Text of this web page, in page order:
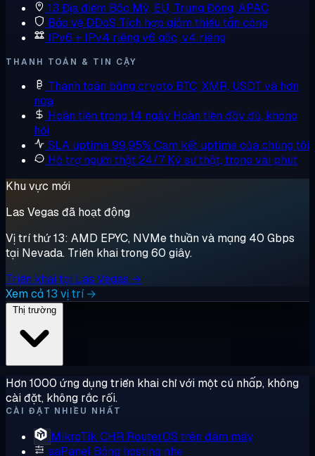
13 Địa điểm Bắc Mỹ, EU, Trung Đông, APAC
Bảo vệ DDoS Tích hợp giảm thiểu tấn công
IPv6 + IPv4 riêng v6 gốc, v4 riêng
THANH TOÁN & TIN CẬY
Thanh toán bằng crypto BTC, XMR, USDT và hơn
nữa
Hoàn tiền trong 14 ngày Hoàn tiền đầy đủ, không
hỏi
SLA uptime 99,95% Cam kết uptime của chúng tôi
Hỗ trợ người thật 24/7 Kỹ sư thật, trong vài phút
Khu vực mới
Las Vegas đã hoạt động
Vị trí thứ 13: AMD EPYC, NVMe thuần và mạng 40 Gbps
tại Nevada. Triển khai trong 60 giây.
Triển khai tại Las Vegas →
Xem cả 13 vị trí →
Hơn 1000 ứng dụng triển khai chỉ với một cú nhấp, không
cài đặt, không rắc rối.
CÀI ĐẶT NHIỀU NHẤT
MikroTik CHR RouterOS trên đám mây
aaPanel Bảng hosting nhẹ